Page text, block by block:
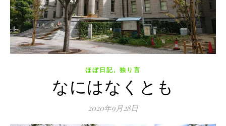
ほぼ日記, 独り言
なにはなくとも
2020年9月28日